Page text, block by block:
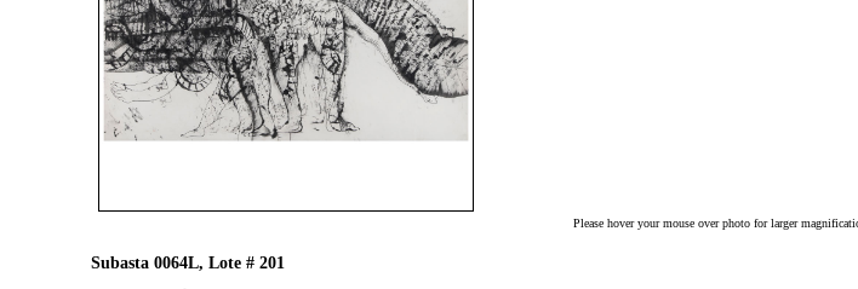
Please hover your mouse over photo for larger
Subasta 0064L, Lote # 201